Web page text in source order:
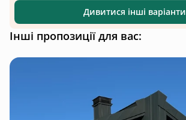
У будинку є:
• камін
• варочна панель
• кавоварка (капсульна та гейзер)
Дивитися інші варіанти
Інші пропозиції для вас: